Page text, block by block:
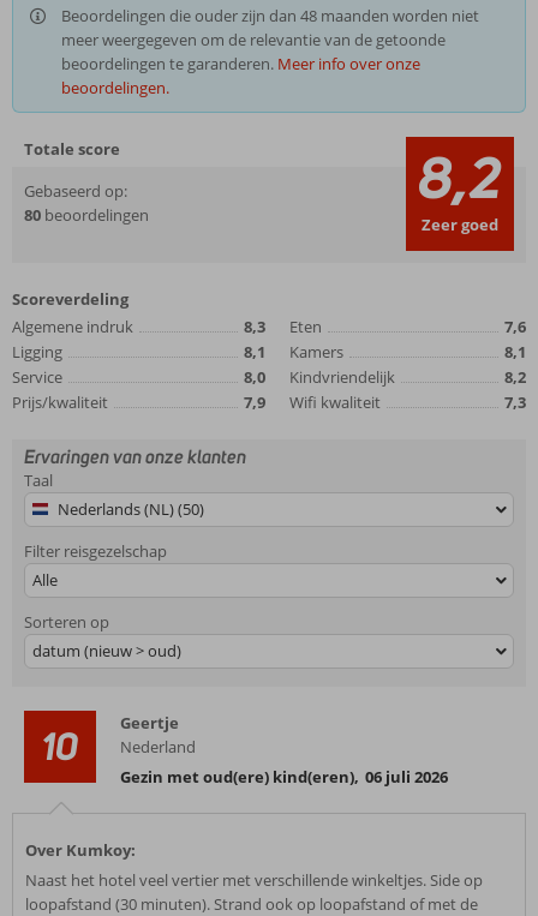
Beoordelingen die ouder zijn dan 48 maanden worden niet
meer weergegeven om de relevantie van de getoonde
beoordelingen te garanderen. Meer info over onze
beoordelingen.
Totale score
Gebaseerd op:
80 beoordelingen 8,2
Zeer goed
Scoreverdeling
Algemene indruk
8,3
Ligging
8,1
Service
8,0
Prijs/kwaliteit
7,9
Eten
7,6
Kamers
8,1
Kindvriendelijk
8,2
Wifi kwaliteit
7,3
Ervaringen van onze klanten
Taal
Nederlands (NL) (50)
Filter reisgezelschap
Alle
Sorteren op
datum (nieuw > oud)
10
Geertje
Nederland
Gezin met oud(ere) kind(eren), 06 juli 2026
Over Kumkoy:
Naast het hotel veel vertier met verschillende winkeltjes. Side op
loopafstand (30 minuten). Strand ook op loopafstand of met de